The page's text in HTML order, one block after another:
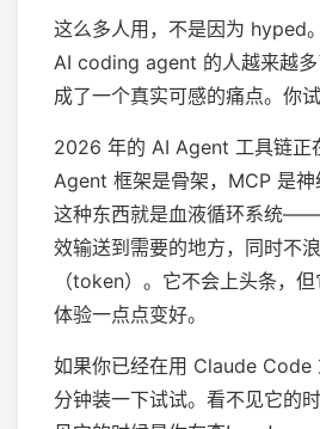
这么多人用，不是因为 hyped
AI coding agent 的人越来越
成了一个真实可感的痛点。你试
2026 年的 AI Agent 工具链正
Agent 框架是骨架，MCP 是
这种东西就是血液循环系统
效输送到需要的地方，同时不
（token）。它不会上头条，
体验一点点变好。
如果你已经在用 Claude
分钟装一下试试。看不见它的